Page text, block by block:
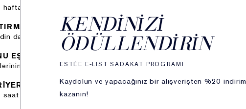
içinde çizgiler azalmış görünür.
daha sıkı hissettiğini ve elastikiyetinin arttığını söyledi. (3)
EŞİTLEME
daha parlak ve eşit tonlu göründüğünü söyledi.
GÜÇLENME
içinde +%22 cilt bariyeri onarımı.
KENDINIZI
ÖDÜLLENDIRIN
ESTÉE E-LIST SADAKAT PROGRAMI
Kaydolun ve yapacağınız bir alışverişten %20 indirim
kazanın!